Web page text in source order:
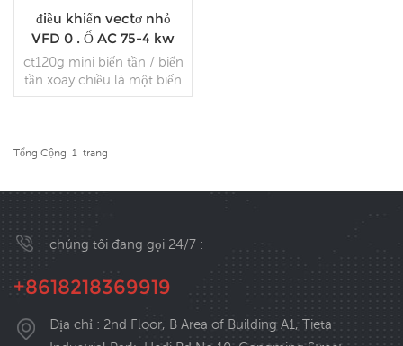
điều khiển vectơ nhỏ
VFD 0 . Ổ AC 75-4 kw
ct120g mini biến tần / biến
tần xoay chiều là một biến
tần công suất nhỏ đa
động cơ công suất nhỏ .
Tổng Cộng 1 Trang
chúng tôi đang gọi 24/7 :
+8618218369919
Địa chỉ : 2nd Floor, B Area of Building A1, Tieta